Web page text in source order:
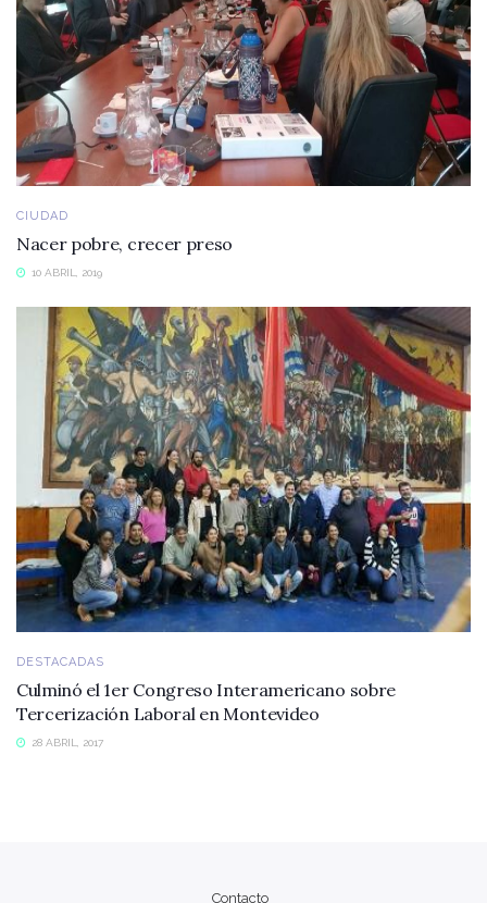
CIUDAD
Nacer pobre, crecer preso
10 ABRIL, 2019
DESTACADAS
Culminó el 1er Congreso Interamericano sobre
Tercerización Laboral en Montevideo
28 ABRIL, 2017
Contacto